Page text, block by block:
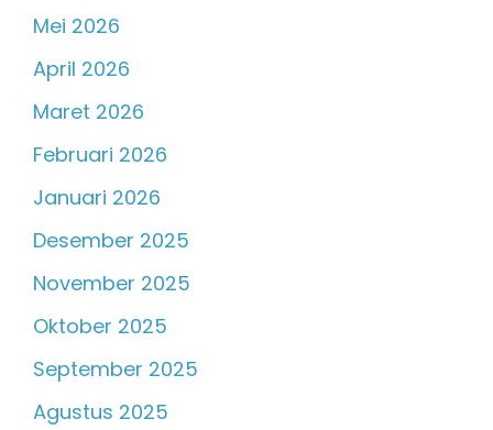
Mei 2026
April 2026
Maret 2026
Februari 2026
Januari 2026
Desember 2025
November 2025
Oktober 2025
September 2025
Agustus 2025